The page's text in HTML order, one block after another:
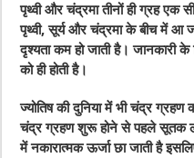
पृथ्वी और चंद्रमा तीनों ही ग्रह एक
पृथ्वी, सूर्य और चंद्रमा के बीच में आ
दृश्यता कम हो जाती है। जानकारी के
को ही होती है।
ज्योतिष की दुनिया में भी चंद्र ग्रहण
चंद्र ग्रहण शुरू होने से पहले सूतक
में नकारात्मक ऊर्जा छा जाती है